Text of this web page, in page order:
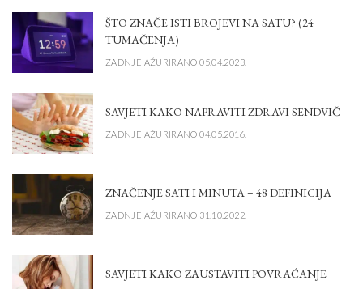
ŠTO ZNAČE ISTI BROJEVI NA SATU? (24
TUMAČENJA)
ZADNJE AŽURIRANO 05.04.2023.
SAVJETI KAKO NAPRAVITI ZDRAVI SENDVIČ
ZADNJE AŽURIRANO 04.05.2016.
ZNAČENJE SATI I MINUTA – 48 DEFINICIJA
ZADNJE AŽURIRANO 31.10.2022.
SAVJETI KAKO ZAUSTAVITI POVRAĆANJE